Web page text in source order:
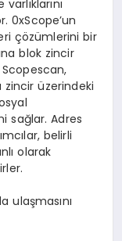
0xScope’un
çözümlerini bir
blok zincir
zincir üzerindeki
sağlar. Adres
belirli
olarak
ulaşmasını